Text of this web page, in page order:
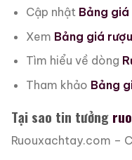
Cập nhật Bảng giá
Xem Bảng giá
Tìm hiểu về dòng
Tham khảo Bảng
Tại sao tin tưởng
Ruouxachtay.com –